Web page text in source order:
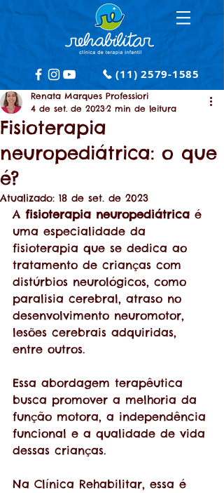
(11) 2579-1585
Fisioterapia
neuropediátrica: o que
é?
Renata Marques Professiori
4 de set. de 20232 min de leitura
Atualizado: 18 de set. de 2023
A fisioterapia neuropediátrica é
uma especialidade da
fisioterapia que se dedica ao
tratamento de crianças com
distúrbios neurológicos, como
paralisia cerebral, atraso no
desenvolvimento neuromotor,
lesões cerebrais adquiridas,
entre outros.
Essa abordagem terapêutica
busca promover a melhoria da
função motora, a independência
funcional e a qualidade de vida
dessas crianças.
Na Clínica Rehabilitar, essa é